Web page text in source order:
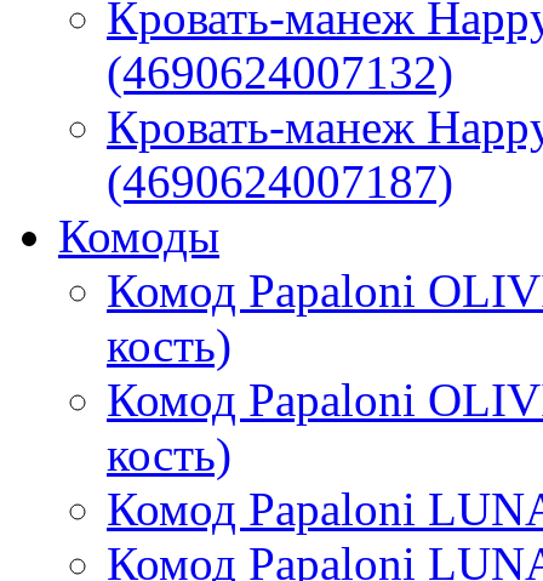
Кровать-манеж
(4690624007132)
Кровать-манеж
(4690624007187)
Комоды
Комод Papaloni
кость)
Комод Papaloni
кость)
Комод Papaloni
Комод Papaloni